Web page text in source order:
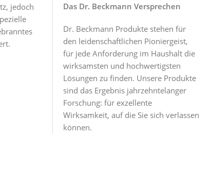
jedoch
Das Dr. Beckmann Versprechen
Dr. Beckmann Produkte stehen für
den leidenschaftlichen Pioniergeist,
für jede Anforderung im Haushalt die
wirksamsten und hochwertigsten
Lösungen zu finden. Unsere Produkte
sind das Ergebnis jahrzehntelanger
Forschung: für exzellente
Wirksamkeit, auf die Sie sich verlassen
können.